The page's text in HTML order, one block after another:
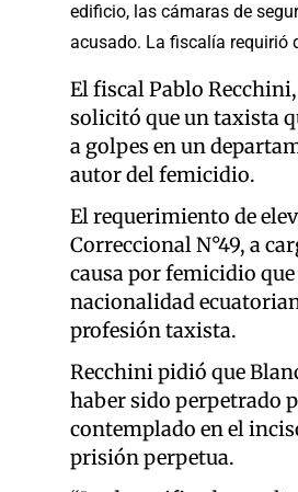
edificio, las cámaras de
acusado. La fiscalía requirió
El fiscal Pablo
solicitó que un taxista
a golpes en un
autor del femicidio.
El requerimiento de
Correccional N°49, a
causa por femicidio
nacionalidad
profesión taxista.
Recchini pidió que
haber sido perpetrado
contemplado en el
prisión perpetua.